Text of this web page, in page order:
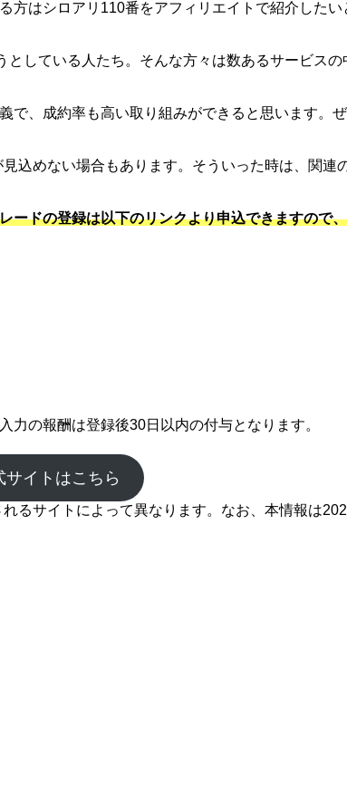
はシロアリ110番をアフィリエイトで紹介した
している人たち。そんな方々は数あるサービス
、成約率も高い取り組みができると思います。
込めない場合もあります。そういった時は、関連
ドの登録は以下のリンクより申込できますので
の報酬は登録後30日以内の付与となります。
イトはこちら
るサイトによって異なります。なお、本情報は